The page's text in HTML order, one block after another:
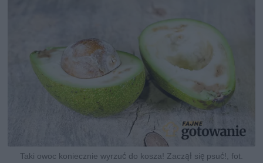
Taki owoc koniecznie wyrzuć do kosza! Zaczął się psuć!, fot.